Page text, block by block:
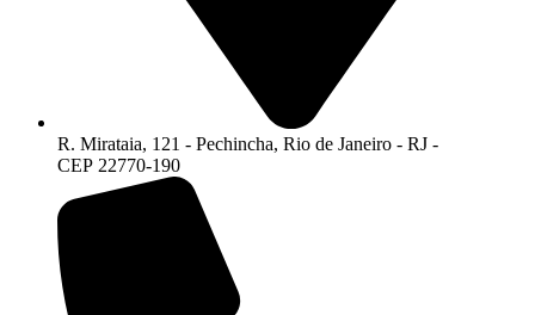
R. Mirataia, 121 - Pechincha, Rio de Janeiro - RJ -
CEP 22770-190